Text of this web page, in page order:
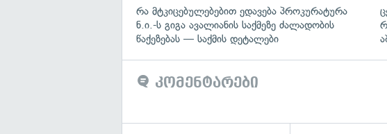
რა მტკიცებულებებით ედავება პროკურატურა
ნ.ი.-ს გიგა ავალიანის საქმეზე ძალადობის
წაქეზებას — საქმის დეტალები
კომენტარები